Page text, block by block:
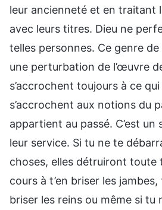
leur ancienneté et en traitant
avec leurs titres. Dieu ne
telles personnes. Ce genre
une perturbation de l’œuvre
s’accrochent toujours à ce
s’accrochent aux notions du
appartient au passé. C’est un
leur service. Si tu ne te
choses, elles détruiront toute
cours à t’en briser les jambes,
briser les reins ou même si tu